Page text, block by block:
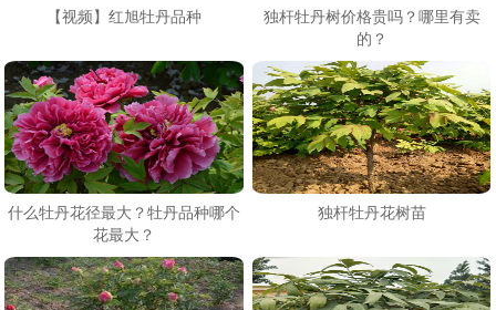
【视频】红旭牡丹品种
独杆牡丹树价格贵吗？哪里有卖
的？
什么牡丹花径最大？牡丹品种哪个
花最大？
独杆牡丹花树苗